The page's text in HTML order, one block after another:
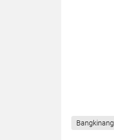
Bangkinang